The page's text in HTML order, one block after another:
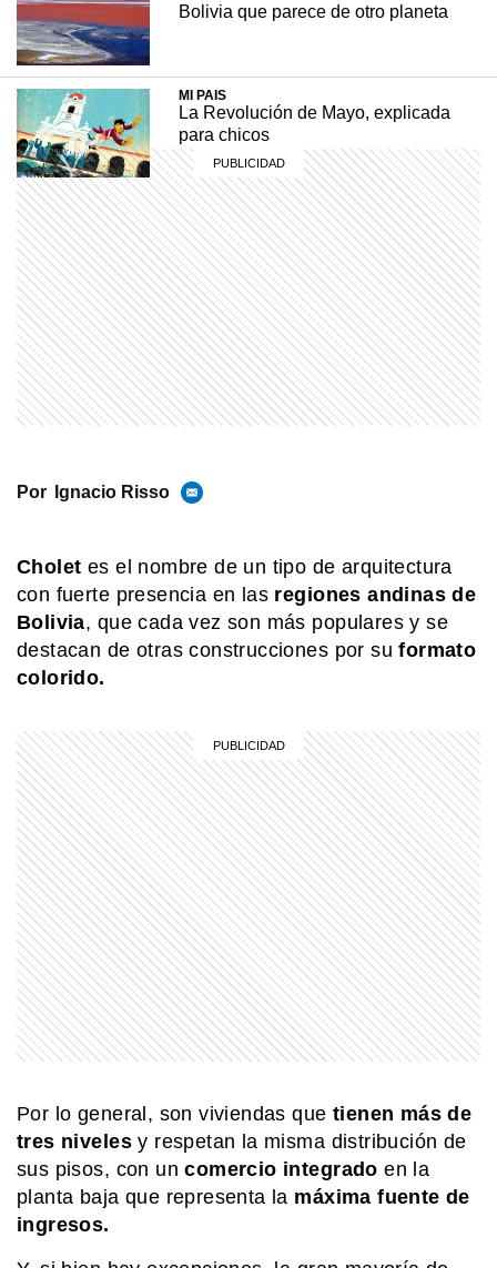
Por Ignacio Risso
Cholet es el nombre de un tipo de arquitectura
con fuerte presencia en las regiones andinas de
Bolivia, que cada vez son más populares y se
destacan de otras construcciones por su formato
colorido.
Por lo general, son viviendas que tienen más de
tres nivelesy respetan la misma distribución de
sus pisos, con uncomercio integrado en la
planta baja que representa la máxima fuente de
ingresos.
Bolivia que parece de otro planeta
MI PAIS
La Revolución de Mayo, explicada
para chicos
COMUNIDAD EDUCATIVA
Crianza 2.0: la literatura infantil y
cómo fomentarla en las casas y
escuelas
MI PAIS
24 de junio: ¿Por qué es uno de los
días más "argentinos" que existe?
Paso de San Francisco: el impactante
cruce argentino que está a más de
MI PAIS
Existe un pueblo argentino en Salta
que solo se puede visitar por vía
terrestre si pasás por Bolivia
El secreto del albatros para volar
miles de kilómetros casi sin aletear
SABER MAS
Mar, golfo, bahía y estrecho: ¿cómo se
diferencian?
COMUNIDAD EDUCATIVA
Crianza 2.0: la literatura infantil y
cómo fomentarla en las casas y
escuelas
contagia?
SABER MAS